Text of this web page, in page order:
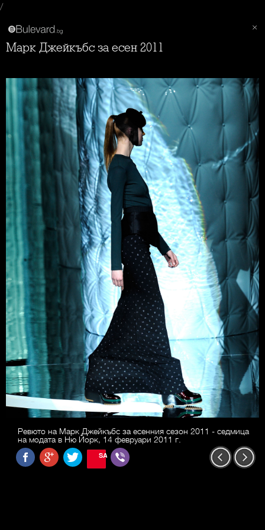
/
Марк Джейкъбс за есен 2011
Ревюто на Марк Джейкъбс за есенния сезон 2011 - седмица
на модата в Ню Йорк, 14 февруари 2011 г.
SAVE